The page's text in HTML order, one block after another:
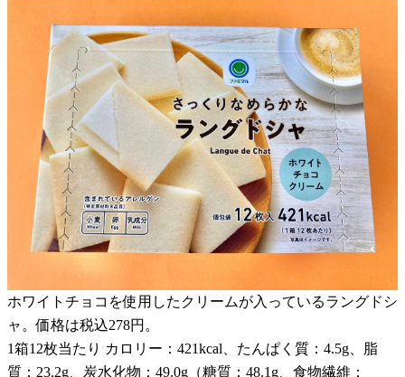
ホワイトチョコを使用したクリームが入っているラングドシ
ャ。価格は税込278円。
1箱12枚当たり カロリー：421kcal、たんぱく質：4.5g、脂
質：23.2g、炭水化物：49.0g（糖質：48.1g、食物繊維：